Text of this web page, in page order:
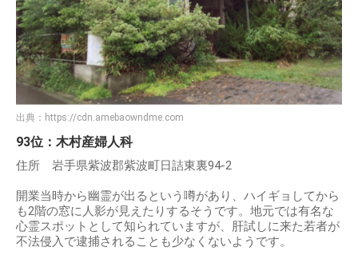
出典： https://cdn.amebaowndme.com
93位：木村産婦人科
住所 岩手県紫波郡紫波町日詰東裏94-2
開業当時から幽霊が出るという噂があり、ハイギョしてから
も2階の窓に人影が見えたりするそうです。地元では有名な
心霊スポットとして知られていますが、肝試しに来た若者が
不法侵入で逮捕されることも少なくないようです。